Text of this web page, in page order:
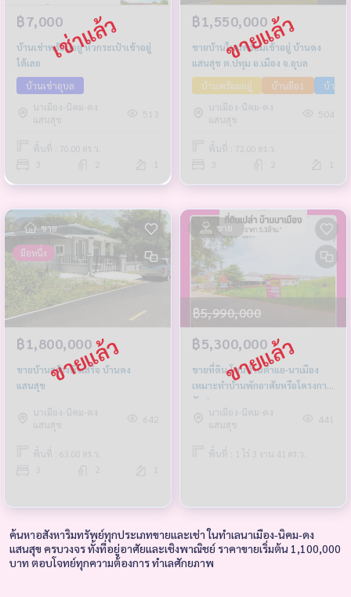
฿7,000
บ้านเช่าพร้อมอยู่ หิ้วกระเป๋าเข้าอยู่
ได้เลย
บ้านเช่าอุบล
นาเมือง-นิคม-ดง
แสนสุข
513
พื้นที่ : 70.00 ตร.ว.
฿1,550,000
ขายบ้านใหม่พร้อมเข้าอยู่ บ้านดง
แสนสุข ต.ปทุม อ.เมือง จ.อุบล
บ้านพร้อมอยู่
บ้านมือ1
บ้านโ
นาเมือง-นิคม-ดง
แสนสุข
504
พื้นที่ : 72.00 ตร.ว.
ขาย
มือหนึ่ง
฿1,800,000
ขายบ้านสร้างพึ่งเสร็จ บ้านดง
แสนสุข
นาเมือง-นิคม-ดง
แสนสุข
642
พื้นที่ : 63.00 ตร.ว.
2 1
ขาย
฿5,990,000
฿5,300,000
ขายที่ดิน โซนบ้านตำแย-นาเมือง
เหมาะทำบ้านพักอาศัยหรือโครงการ
จัดสรร
นาเมือง-นิคม-ดง
แสนสุข
441
พื้นที่ : 1 ไร่ 3 งาน 41 ตร.ว.
ค้นหาอสังหาริมทรัพย์ทุกประเภทขายและเช่า ในทำเลนาเมือง-นิคม-ดง
แสนสุข ครบวงจร ทั้งที่อยู่อาศัยและเชิงพาณิชย์ ราคาขายเริ่มต้น 1,100,000
บาท ตอบโจทย์ทุกความต้องการ ทำเลศักยภาพ